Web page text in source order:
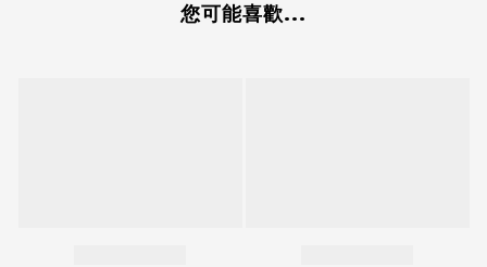
您可能喜歡...